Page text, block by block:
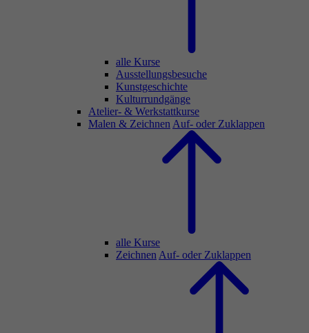
alle Kurse
Ausstellungsbesuche
Kunstgeschichte
Kulturrundgänge
Atelier- & Werkstattkurse
Malen & Zeichnen Auf- oder Zuklappen
alle Kurse
Zeichnen Auf- oder Zuklappen